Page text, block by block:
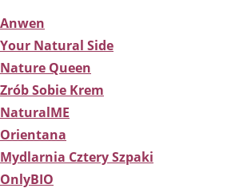
Anwen
Your Natural Side
Nature Queen
Zrób Sobie Krem
NaturalME
Orientana
Mydlarnia Cztery Szpaki
OnlyBIO